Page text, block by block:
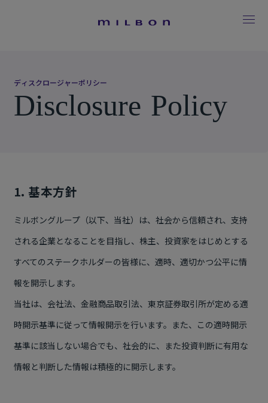
ディ スクロージャーポリシー
Disclosure Policy
1. 基本方針
ミルボングループ（以下、当社）は、社会から信頼され、支持
される企業となることを目指し、株主、投資家をはじめとする
すべてのステークホルダーの皆様に、適時、適切かつ公平に情
報を開示します。
当社は、会社法、金融商品取引法、東京証券取引所が定める適
時開示基準に従って情報開示を行います。また、この適時開示
基準に該当しない場合でも、社会的に、また投資判断に有用な
情報と判断した情報は積極的に開示します。